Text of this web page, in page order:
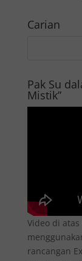
Carian
Pak Su
Mistik”
Video di
rancangan